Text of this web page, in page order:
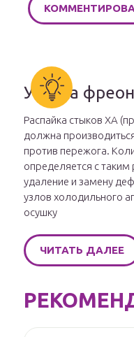
Утечка
Распайка стыков ХА
должна
против пережога.
определяется с
удаление и замену
узлов холодильного
осушку
ЧИТАТЬ ДАЛЕЕ